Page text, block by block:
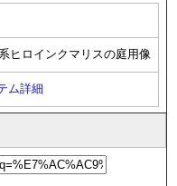
ヒロインクマリスの庭用像
ム詳細